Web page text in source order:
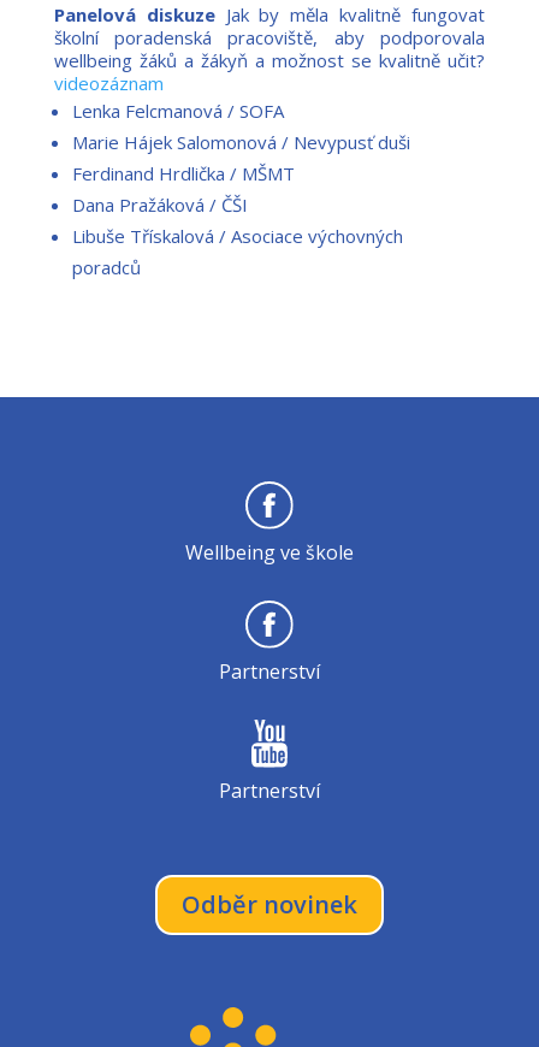
Panelová diskuze Jak by měla kvalitně fungovat
školní poradenská pracoviště, aby podporovala
wellbeing žáků a žákyň a možnost se kvalitně učit?
videozáznam
Lenka Felcmanová / SOFA
Marie Hájek Salomonová / Nevypusť duši
Ferdinand Hrdlička / MŠMT
Dana Pražáková / ČŠI
Libuše Třískalová / Asociace výchovných
poradců
Wellbeing ve škole
Partnerství
Partnerství
Odběr novinek